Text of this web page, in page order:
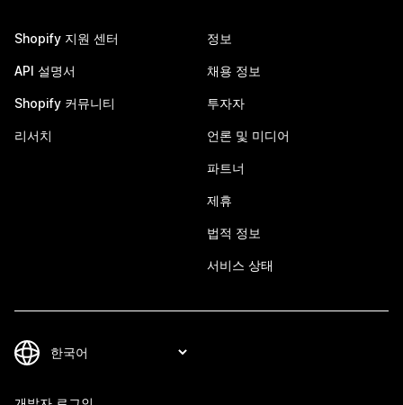
Shopify 지원 센터
API 설명서
Shopify 커뮤니티
리서치
정보
채용 정보
투자자
언론 및 미디어
파트너
제휴
법적 정보
서비스 상태